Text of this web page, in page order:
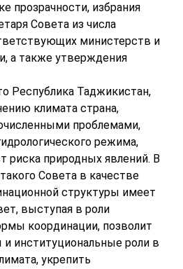
прозрачности, избрания
Совета из числа
министерств и
а также утверждения
Республика Таджикистан,
климата страна,
проблемами,
режима,
риска природных явлений. В
Совета в качестве
структуры имеет
выступая в роли
координации, позволит
и институциональные роли в
укрепить